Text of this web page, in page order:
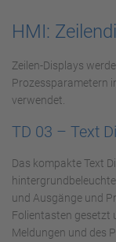
HMI:
Zeilen-Displays
Prozessparametern
verwendet.
TD 03 – Text
Das kompakte Text
und Ausgänge und
Folientasten gesetzt
Meldungen und des